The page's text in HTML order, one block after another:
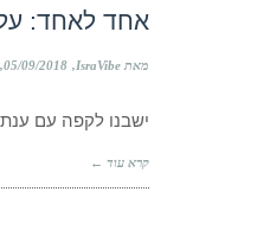
אחד לאחד: על
מאת IsraVibe 05/09/2018
ישבנו לקפה עם ענת
קרא עוד ←